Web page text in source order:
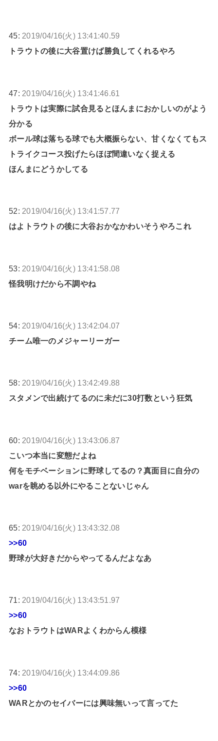
45: 2019/04/16(火) 13:41:40.59
トラウトの後に大谷置けば勝負してくれるやろ
47: 2019/04/16(火) 13:41:46.61
トラウトは実際に試合見るとほんまにおかしいのがよう
分かる
ボール球は落ちる球でも大概振らない、甘くなくてもス
トライクコース投げたらほぼ間違いなく捉える
ほんまにどうかしてる
52: 2019/04/16(火) 13:41:57.77
はよトラウトの後に大谷おかなかわいそうやろこれ
53: 2019/04/16(火) 13:41:58.08
怪我明けだから不調やね
54: 2019/04/16(火) 13:42:04.07
チーム唯一のメジャーリーガー
58: 2019/04/16(火) 13:42:49.88
スタメンで出続けてるのに未だに30打数という狂気
60: 2019/04/16(火) 13:43:06.87
こいつ本当に変態だよね
何をモチベーションに野球してるの？真面目に自分の
warを眺める以外にやることないじゃん
65: 2019/04/16(火) 13:43:32.08
>>60
野球が大好きだからやってるんだよなあ
71: 2019/04/16(火) 13:43:51.97
>>60
なおトラウトはWARよくわからん模様
74: 2019/04/16(火) 13:44:09.86
>>60
WARとかのセイバーには興味無いって言ってた